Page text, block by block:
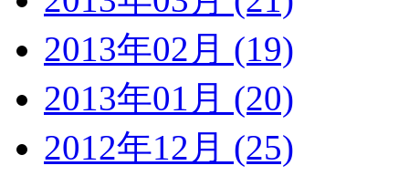
2013年02月 (19)
2013年01月 (20)
2012年12月 (25)